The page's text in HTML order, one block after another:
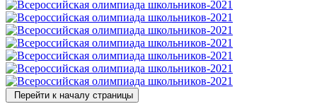
Перейти к началу страницы